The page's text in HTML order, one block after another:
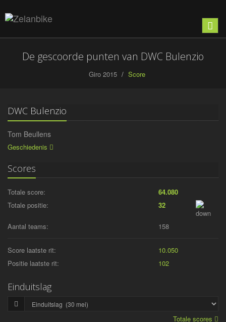
Toon
De gescoorde punten van DWC Bulenzio
Giro 2015 Score
DWC Bulenzio
Tom Beullens
Geschiedenis
Scores
Totale score:
64.080
Totale positie:
32
Aantal teams: 158
Score laatste rit:
10.050
Positie laatste rit:
102
Einduitslag
Totale scores